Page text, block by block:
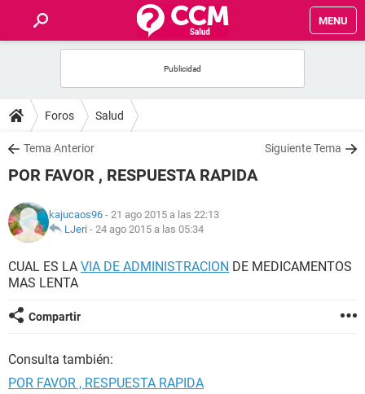
MENU
FOROS
SALUD
NUTRICIÓN
BIENESTAR
SEXUALIDAD
GLOSARIO
Foros Salud
Tema Anterior Siguiente Tema
POR FAVOR , RESPUESTA RAPIDA
kajucaos96 - 21 ago 2015 a las 22:13
LJeri - 24 ago 2015 a las 05:34
CUAL ES LA VIA DE ADMINISTRACION DE MEDICAMENTOS
MAS LENTA
Compartir
Consulta también:
POR FAVOR , RESPUESTA RAPIDA